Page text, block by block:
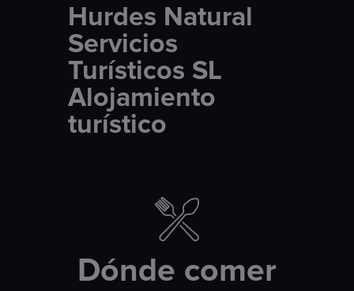
Hurdes Natural
Servicios
Turísticos SL
Alojamiento
turístico
Dónde comer